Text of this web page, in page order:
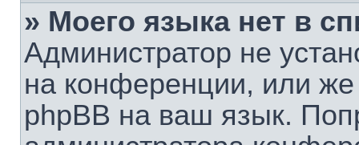
» Моего языка нет в
Администратор не
на конференции, или же
phpBB на ваш язык.